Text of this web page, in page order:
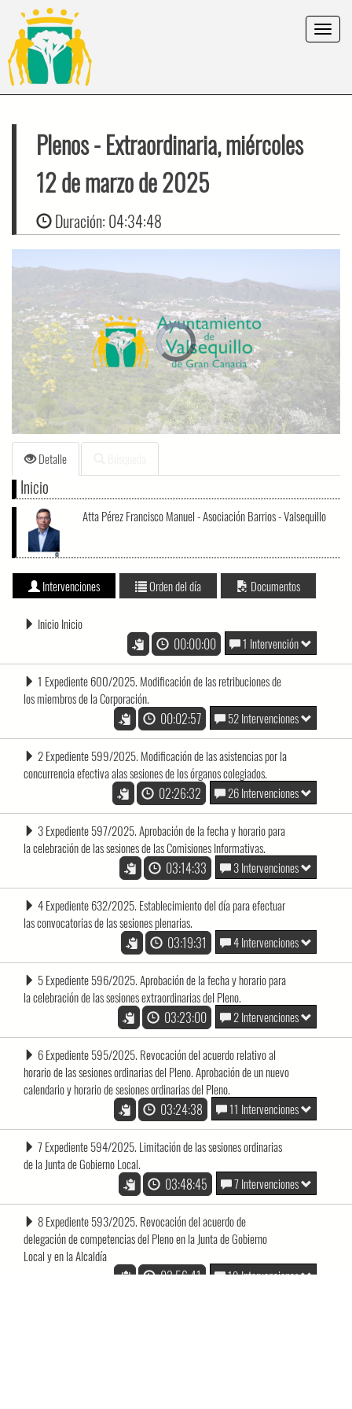
Toggle
Plenos- Extraordinaria, miércoles
12 de marzo de 2025
Duración: 04:34:48
Video
Player
is
loading.
Detalle
Inicio
Atta Pérez Francisco Manuel - Asociación Barrios - Valsequillo
Intervenciones Orden del día Documentos
Inicio Inicio
00:00:00 1 Intervención
1 Expediente 600/2025. Modificación de las retribuciones de
los miembros de la Corporación.
00:02:57 52 Intervenciones
2 Expediente 599/2025. Modificación de las asistencias por la
concurrencia efectiva alas sesiones de los órganos colegiados.
02:26:32 26 Intervenciones
3 Expediente 597/2025. Aprobación de la fecha y horario para
la celebración de las sesiones de las Comisiones Informativas.
03:14:33 3 Intervenciones
4 Expediente 632/2025. Establecimiento del día para efectuar
las convocatorias de las sesiones plenarias.
03:19:31 4 Intervenciones
5 Expediente 596/2025. Aprobación de la fecha y horario para
la celebración de las sesiones extraordinarias del Pleno.
03:23:00 2 Intervenciones
6 Expediente 595/2025. Revocación del acuerdo relativo al
horario de las sesiones ordinarias del Pleno. Aprobación de un nuevo
calendario y horario de sesiones ordinarias del Pleno.
03:24:38 11 Intervenciones
7 Expediente 594/2025. Limitación de las sesiones ordinarias
de la Junta de Gobierno Local.
03:48:45 7 Intervenciones
8 Expediente 593/2025. Revocación del acuerdo de
delegación de competencias del Pleno en la Junta de Gobierno
Local y en la Alcaldía
03:56:41 19 Intervenciones